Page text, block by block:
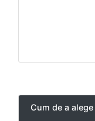
Cum de a